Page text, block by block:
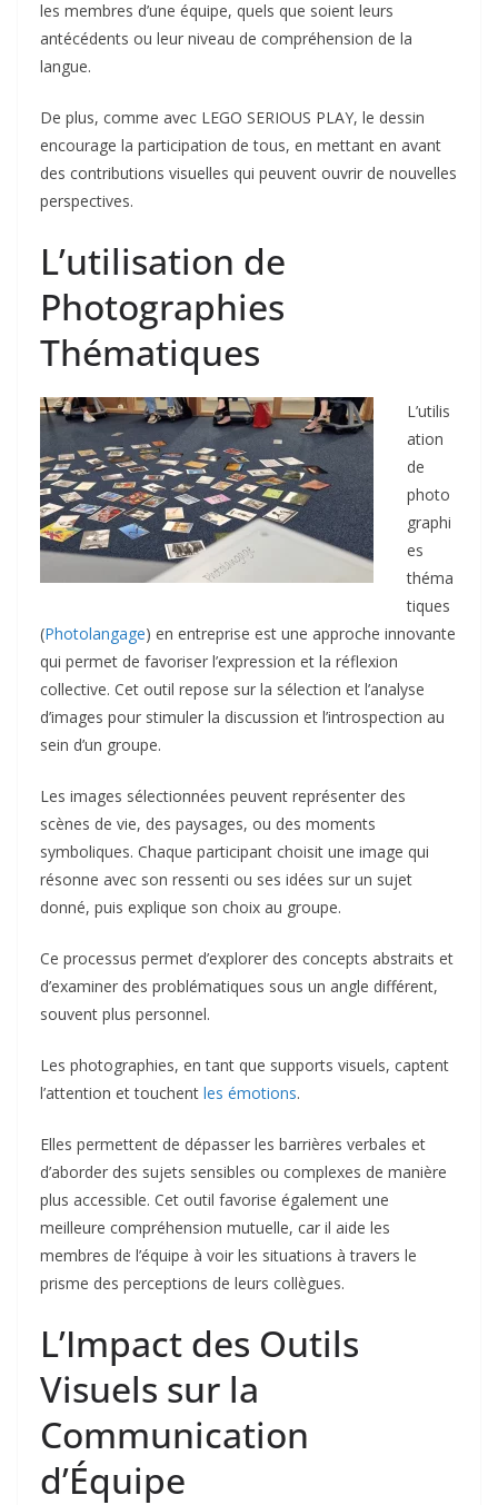
les membres d’une équipe, quels que soient leurs
antécédents ou leur niveau de compréhension de la
langue.
De plus, comme avec LEGO SERIOUS PLAY, le dessin
encourage la participation de tous, en mettant en avant
des contributions visuelles qui peuvent ouvrir de nouvelles
perspectives.
L’utilisation de
Photographies
Thématiques
L’utilis
ation
de
photo
graphi
es
théma
tiques
(Photolangage) en entreprise est une approche innovante
qui permet de favoriser l’expression et la réflexion
collective. Cet outil repose sur la sélection et l’analyse
d’images pour stimuler la discussion et l’introspection au
sein d’un groupe.
Les images sélectionnées peuvent représenter des
scènes de vie, des paysages, ou des moments
symboliques. Chaque participant choisit une image qui
résonne avec son ressenti ou ses idées sur un sujet
donné, puis explique son choix au groupe.
Ce processus permet d’explorer des concepts abstraits et
d’examiner des problématiques sous un angle différent,
souvent plus personnel.
Les photographies, en tant que supports visuels, captent
l’attention et touchent les émotions.
Elles permettent de dépasser les barrières verbales et
d’aborder des sujets sensibles ou complexes de manière
plus accessible. Cet outil favorise également une
meilleure compréhension mutuelle, car il aide les
membres de l’équipe à voir les situations à travers le
prisme des perceptions de leurs collègues.
L’Impact des Outils
Visuels sur la
Communication
d’Équipe